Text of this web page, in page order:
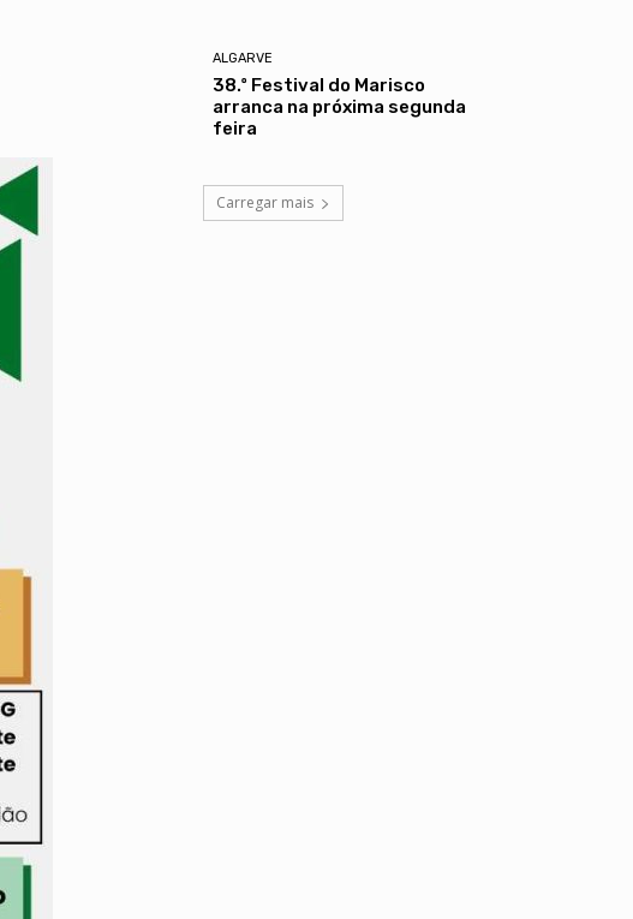
ALGARVE
38.º Festival do Marisco
arranca na próxima segunda
feira
Carregar mais